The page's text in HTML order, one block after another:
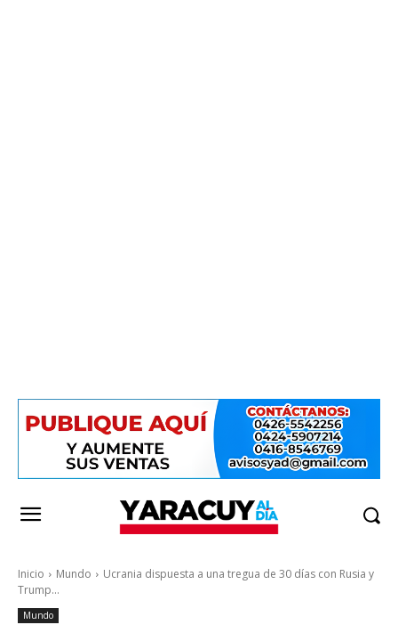
Inicio Mundo
Ucrania dispuesta a una tregua de 30 días con Rusia y
Trump...
Mundo